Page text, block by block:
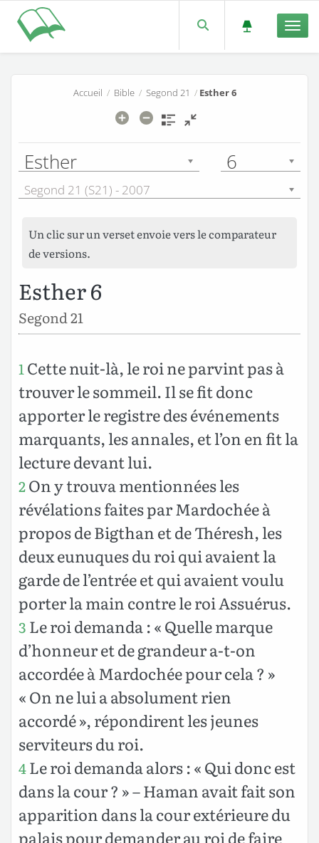
Accueil / Bible/ Segond 21 / Esther 6
Esther 6
Segond 21 (S21) - 2007
Un clic sur un verset envoie vers le comparateur
de versions.
Esther 6
Segond 21
1 Cette nuit-là, le roi ne parvint pas à
trouver le sommeil. Il se fit donc
apporter le registre des événements
marquants, les annales, et l’on en fit la
lecture devant lui.
2On y trouva mentionnées les
révélations faites par Mardochée à
propos de Bigthan et de Théresh, les
deux eunuques du roi qui avaient la
garde de l’entrée et qui avaient voulu
porter la main contre le roi Assuérus.
3 Le roi demanda : « Quelle marque
d’honneur et de grandeur a-t-on
accordée à Mardochée pour cela ? »
« On ne lui a absolument rien
accordé », répondirent les jeunes
serviteurs du roi.
4Le roi demanda alors : « Qui donc est
dans la cour ? » – Haman avait fait son
apparition dans la cour extérieure du
palais pour demander au roi de faire